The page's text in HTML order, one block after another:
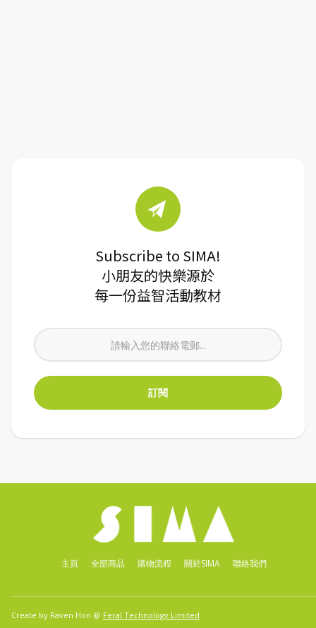
Subscribe to SIMA!
小朋友的快樂源於
每一份益智活動教材
主頁 全部商品 購物流程 關於SIMA 聯絡我們
Create by Raven Hon @ Feral Technology Limited